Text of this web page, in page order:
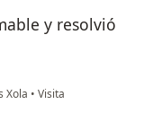
y resolvió
Xola • Visita